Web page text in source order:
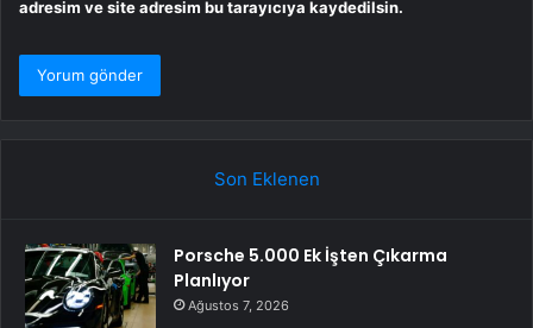
adresim ve site adresim bu tarayıcıya kaydedilsin.
Son Eklenen
Porsche 5.000 Ek İşten Çıkarma
Planlıyor
Ağustos 7, 2026